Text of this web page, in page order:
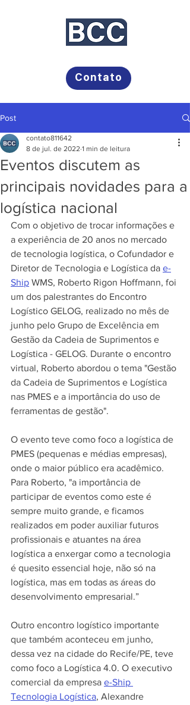
Contato
Post
Eventos discutem as
principais novidades para a
logística nacional
contato811642
8 de jul. de 2022 1 min de leitura
Com o objetivo de trocar informações e
a experiência de 20 anos no mercado
de tecnologia logística, o Cofundador e
Diretor de Tecnologia e Logística da e-
Ship WMS, Roberto Rigon Hoffmann, foi
um dos palestrantes do Encontro
Logístico GELOG, realizado no mês de
junho pelo Grupo de Excelência em
Gestão da Cadeia de Suprimentos e
Logística - GELOG. Durante o encontro
virtual, Roberto abordou o tema "Gestão
da Cadeia de Suprimentos e Logística
nas PMES e a importância do uso de
ferramentas de gestão".
O evento teve como foco a logística de
PMES (pequenas e médias empresas),
onde o maior público era acadêmico.
Para Roberto, "a importância de
participar de eventos como este é
sempre muito grande, e ficamos
realizados em poder auxiliar futuros
profissionais e atuantes na área
logística a enxergar como a tecnologia
é quesito essencial hoje, não só na
logística, mas em todas as áreas do
desenvolvimento empresarial.”
Outro encontro logístico importante
que também aconteceu em junho,
dessa vez na cidade do Recife/PE, teve
como foco a Logística 4.0. O executivo
comercial da empresa e-Ship
Tecnologia Logística, Alexandre